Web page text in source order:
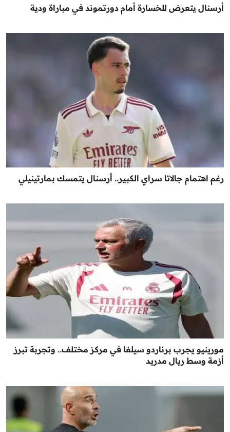
أرسنال يتعرض للخسارة أمام دورتموند في مباراة ودية
رغم اهتمام جالاتا سراي الكبير.. أرسنال يتمسك بمارتينيلي
مورينيو يجرب برناردو سيلفا في مركز مختلف.. وتجربة تبرز
أزمة وسط ريال مدريد